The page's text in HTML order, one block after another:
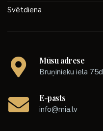
Svētdiena
Mūsu adrese
Bruņinieku iela 75d
E-pasts
info@mia.lv